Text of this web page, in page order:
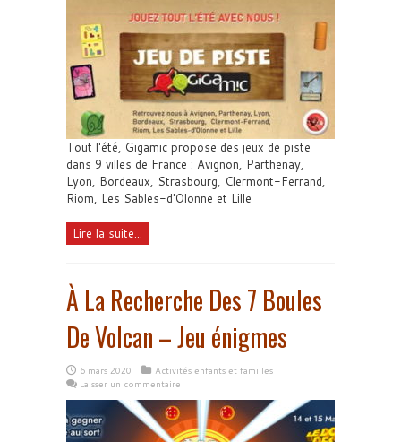
Tout l'été, Gigamic propose des jeux de piste
dans 9 villes de France : Avignon, Parthenay,
Lyon, Bordeaux, Strasbourg, Clermont-Ferrand,
Riom, Les Sables-d'Olonne et Lille
Lire la suite...
À La Recherche Des 7 Boules
De Volcan – Jeu énigmes
6 mars 2020
Activités enfants et familles
Laisser un commentaire